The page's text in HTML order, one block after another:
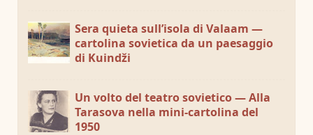
Sera quieta sull’isola di Valaam —
cartolina sovietica da un paesaggio
di Kuindži
Un volto del teatro sovietico — Alla
Tarasova nella mini-cartolina del
1950